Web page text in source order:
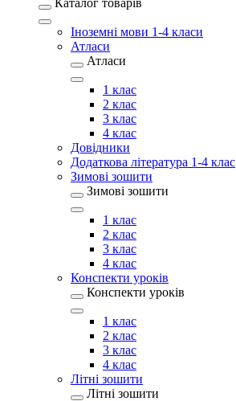
Каталог товарів
Іноземні мови 1-4 класи
Атласи
Атласи
1 клас
2 клас
3 клас
4 клас
Довідники
Додаткова література 1-4 клас
Зимові зошити
Зимові зошити
1 клас
2 клас
3 клас
4 клас
Конспекти уроків
Конспекти уроків
1 клас
2 клас
3 клас
4 клас
Літні зошити
Літні зошити